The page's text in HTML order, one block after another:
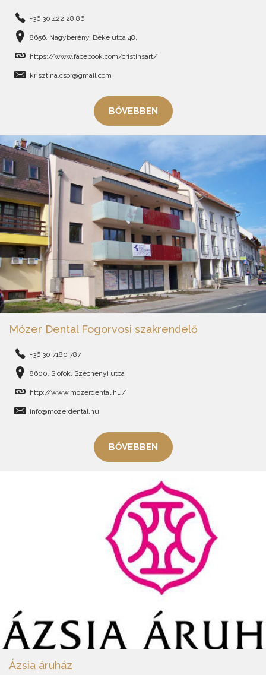
+36 30 422 28 86
8656, Nagyberény, Béke utca 48.
https://www.facebook.com/cristinsart/
krisztina.csor@gmail.com
BŐVEBBEN
Mózer Dental Fogorvosi szakrendelő
+36 30 7180 787
8600, Siófok, Széchenyi utca
http://www.mozerdental.hu/
info@mozerdental.hu
BŐVEBBEN
Ázsia áruház